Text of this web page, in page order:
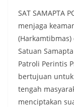
SAT SAMAPTA
menjaga
Satuan
Patroli Perintis
bertujuan
tengah
menciptakan